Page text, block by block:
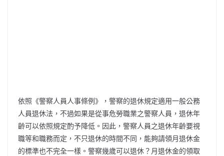
依照《警察人員人事條例》，警察的退休規定適用一般公務
人員退休法，不過如果是從事危勞職業之警察人員，退休年
齡可以依照規定酌予降低。因此，警察人員之退休年齡要視
職等和職務而定，不只退休的時間不同，能夠請領月退休金
的標準也不完全一樣。警察幾歲可以退休？月退休金的領取